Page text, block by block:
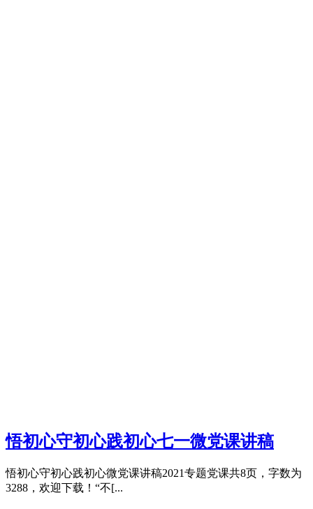
悟初心守初心践初心七一微党课讲稿
悟初心守初心践初心微党课讲稿2021专题党课共8页，字数为
3288，欢迎下载！“不[...